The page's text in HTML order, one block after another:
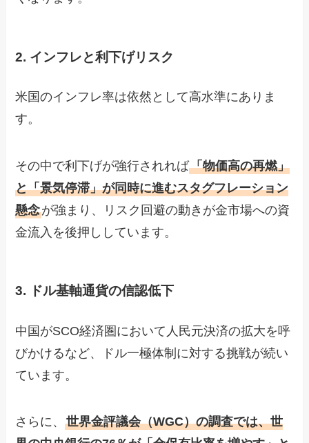
2. インフレと利下げリスク
米国のインフレ率は依然として高水準にありま
す。
その中で利下げが強行されれば「物価高の再燃」
と「景気停滞」が同時に進むスタグフレーション
懸念が強まり、リスク回避の動きが金市場への資
金流入を後押ししています。
3. ドル基軸通貨の信認低下
中国がSCO経済圏において人民元決済の拡大を呼
びかけるなど、ドル一極体制に対する挑戦が続い
ています。
さらに、世界金評議会（WGC）の調査では、世